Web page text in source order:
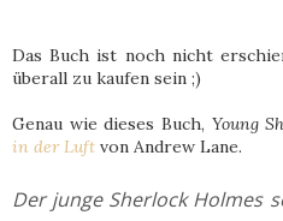
Das Buch ist noch nicht
überall zu kaufen sein ;)
Genau wie dieses Buch, Young
in der Luft von Andrew Lane.
Der junge Sherlock Holmes